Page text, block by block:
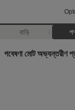
বাড়ি
গবেষণা মোট অভ্যন্তরীণ